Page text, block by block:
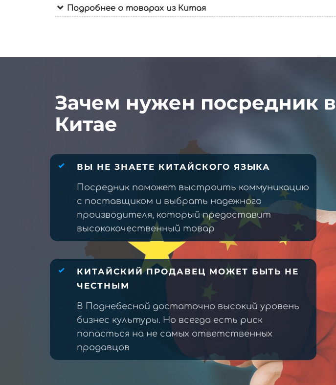
Подробнее о товарах из Китая
Зачем нужен посредник в
Китае
ВЫ НЕ ЗНАЕТЕ КИТАЙСКОГО ЯЗЫКА
Посредник поможет выстроить коммуникацию
с поставщиком и выбрать надежного
производителя, который предоставит
высококачественный товар
КИТАЙСКИЙ ПРОДАВЕЦ МОЖЕТ БЫТЬ НЕ
ЧЕСТНЫМ
В Поднебесной достаточно высокий уровень
бизнес культуры. Но всегда есть риск
попасться на не самых ответственных
продавцов